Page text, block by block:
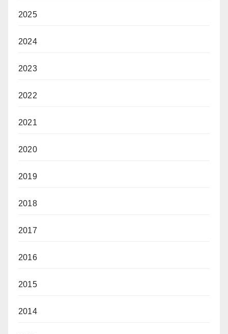
2025
2024
2023
2022
2021
2020
2019
2018
2017
2016
2015
2014